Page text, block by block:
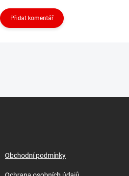
Přidat komentář
Obchodní podmínky